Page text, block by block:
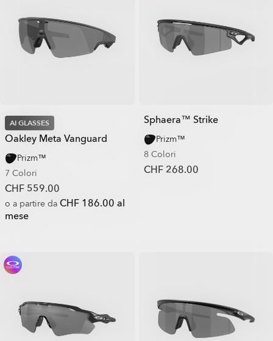
AI GLASSES
Oakley Meta Vanguard
Prizm™
7 Colori
CHF 559.00
o a partire da CHF 186.00 al
mese
Sphaera™ Strike
Prizm™
8 Colori
CHF 268.00